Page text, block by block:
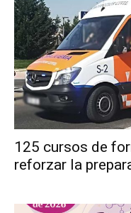
125 cursos de
reforzar la